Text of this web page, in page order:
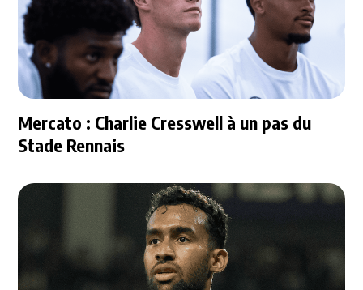
Mercato : Charlie Cresswell à un pas du
Stade Rennais